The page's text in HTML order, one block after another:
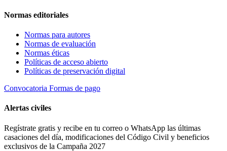
Normas editoriales
Normas para autores
Normas de evaluación
Normas éticas
Políticas de acceso abierto
Políticas de preservación digital
Convocatoria Formas de pago
Alertas civiles
Regístrate gratis y recibe en tu correo o WhatsApp las últimas
casaciones del día, modificaciones del Código Civil y beneficios
exclusivos de la Campaña 2027